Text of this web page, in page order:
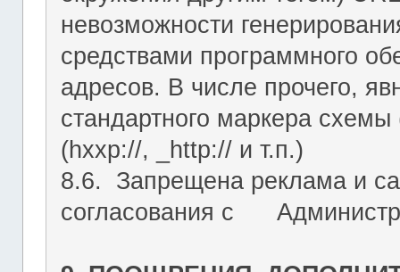
невозможности
средствами программного
адресов. В числе прочего,
стандартного маркера
(hxxp://, _http:// и т.п.)
8.6. Запрещена реклама и
согласования с